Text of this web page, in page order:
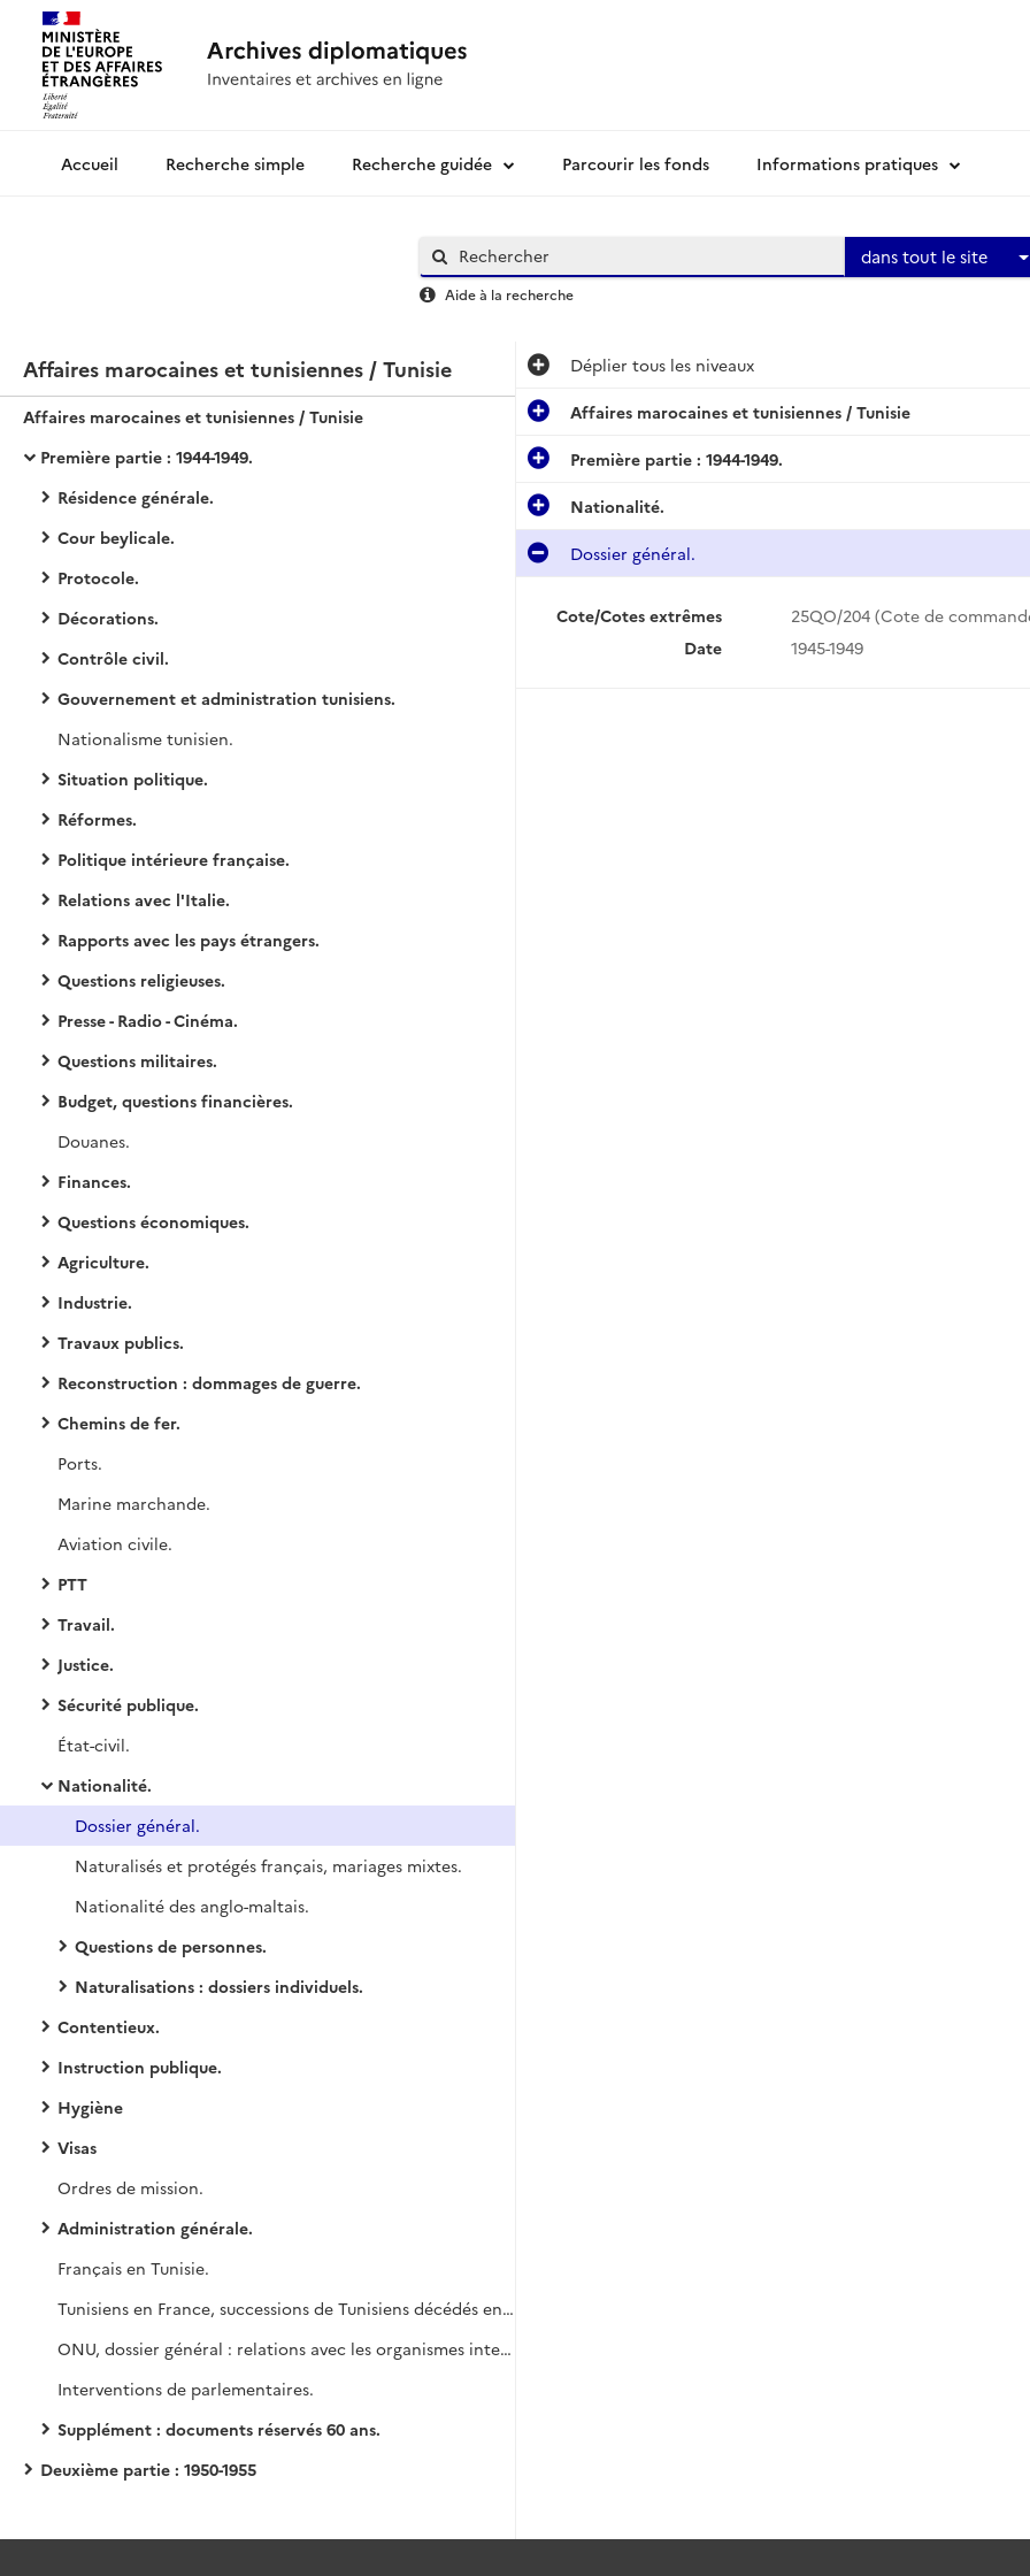
Archives diplomatiquesRecherche simple Recherche guidée Parcourir les fonds Informations pratiques
dans tout le site
Aide à la recherche
Affaires marocaines et tunisiennes / Tunisie
Affaires marocaines et tunisiennes / Tunisie
Première partie : 1944-1949.
Résidence générale.
Cour beylicale.
Protocole.
Décorations.
Contrôle civil.
Gouvernement et administration tunisiens.
Nationalisme tunisien.
Situation politique.
Réformes.
Politique intérieure française.
Relations avec l'Italie.
Rapports avec les pays étrangers.
Questions religieuses.
Presse - Radio - Cinéma.
Questions militaires.
Budget, questions financières.
Douanes.
Finances.
Questions économiques.
Agriculture.
Industrie.
Travaux publics.
Reconstruction : dommages de guerre.
Chemins de fer.
Ports.
Marine marchande.
Aviation civile.
PTT
Travail.
Justice.
Sécurité publique.
État-civil.
Nationalité.
Dossier général.
Naturalisés et protégés français, mariages mixtes.
Nationalité des anglo-maltais.
Questions de personnes.
Naturalisations : dossiers individuels.
Contentieux.
Instruction publique.
Hygiène
Visas
Ordres de mission.
Administration générale.
Français en Tunisie.
Tunisiens en France, successions de Tunisiens décédés en France.
ONU, dossier général : relations avec les organismes internationaux, adhésion de la Tunisie aux conventions internationales.
Interventions de parlementaires.
Supplément : documents réservés 60 ans.
Deuxième partie : 1950-1955
Déplier tous les niveaux
Affaires marocaines et tunisiennes / Tunisie
Première partie : 1944-1949.
Nationalité.
Dossier général.
Cote/Cotes extrêmes
25QO/204 (Cote de
Date
1945-1949